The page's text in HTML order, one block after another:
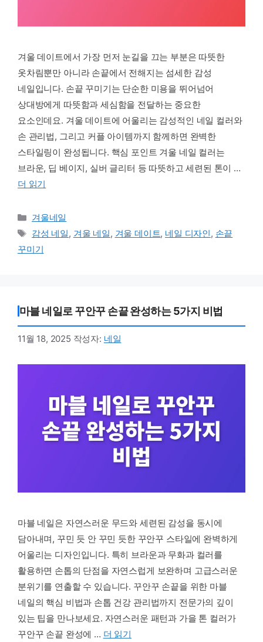
겨울 데이트에서 가장 먼저 눈길을 끄는 부분은 따뜻한
옷차림뿐만 아니라 손끝에서 전해지는 섬세한 감성
네일입니다. 손끝 꾸미기는 단순한 미용을 뛰어넘어
상대방에게 따뜻함과 세심함을 전달하는 중요한
요소인데요. 겨울 데이트에 어울리는 감성적인 네일 컬러와
손 관리법, 그리고 커플 아이템까지 함께하면 완벽한
스타일링이 완성됩니다. 핵심 포인트 겨울 네일 컬러는
브라운, 딥 베이지, 실버 글리터 등 따뜻하고 세련된 톤이 …
더 읽기
카테고리
겨울네일
태그
감성 네일, 겨울 네일, 겨울 데이트, 네일 디자인, 손끝
꾸미기
마블 네일로 꾸안꾸 손끝 완성하는 5가지 비법
11월 18, 2025 작성자: 네일
마블 네일은 자연스러운 무드와 세련된 감성을 동시에
담아내며, 꾸민 듯 안 꾸민 듯한 꾸안꾸 스타일에 완벽하게
어울리는 디자인입니다. 특히 브라운과 무화과 컬러를
활용하면 손톱의 단점을 자연스럽게 보완하며 고급스러운
분위기를 연출할 수 있습니다. 꾸안꾸 손끝을 위한 마블
네일의 핵심 비법과 손톱 건강 관리법까지 전문가의 깊이
있는 팁을 만나보세요. 자연스러운 패턴과 가을 톤 컬러가
꾸안꾸 손끝 완성에 … 더 읽기